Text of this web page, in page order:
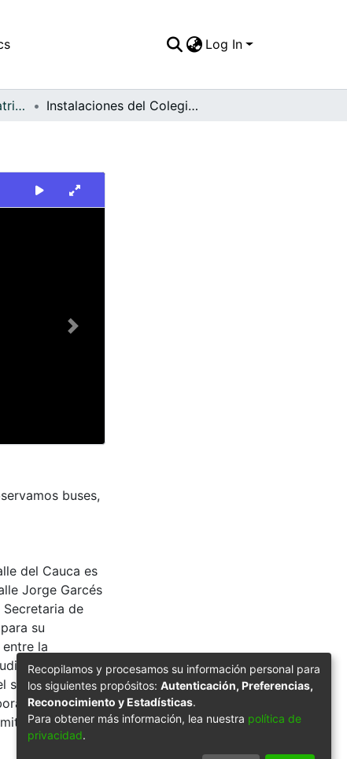
Log In
FFDO - Escenario - Patrimonial Instalaciones del Colegio Berchmans. Cali
Next
buses,
del Cauca es
Jorge Garcés
de
su
la
e
su uso y
en el
la consulta
Recopilamos y procesamos su información personal para
los siguientes propósitos: Autenticación, Preferencias,
Reconocimiento y Estadísticas.
Para obtener más información, lea nuestra política de
privacidad.